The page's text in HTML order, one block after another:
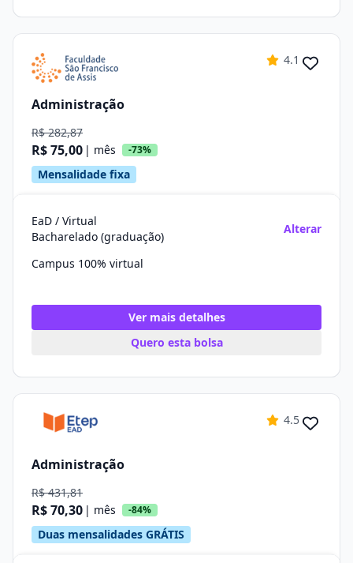
4.1
Administração
R$ 282,87
R$ 75,00 | mês -73%
Mensalidade fixa
EaD / Virtual
Bacharelado (graduação)
Alterar
Campus 100% virtual
Ver mais detalhes
Quero esta bolsa
4.5
Administração
R$ 431,81
R$ 70,30 | mês -84%
Duas mensalidades GRÁTIS